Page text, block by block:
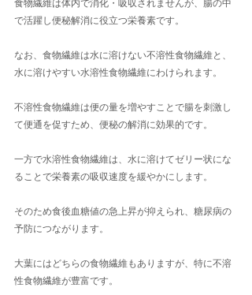
食物繊維は体内で消化・吸収されませんが、腸の中
で活躍し便秘解消に役立つ栄養素です。
なお、食物繊維は水に溶けない不溶性食物繊維と、
水に溶けやすい水溶性食物繊維にわけられます。
不溶性食物繊維は便の量を増やすことで腸を刺激し
て便通を促すため、便秘の解消に効果的です。
一方で水溶性食物繊維は、水に溶けてゼリー状にな
ることで栄養素の吸収速度を緩やかにします。
そのため食後血糖値の急上昇が抑えられ、糖尿病の
予防につながります。
大葉にはどちらの食物繊維もありますが、特に不溶
性食物繊維が豊富です。